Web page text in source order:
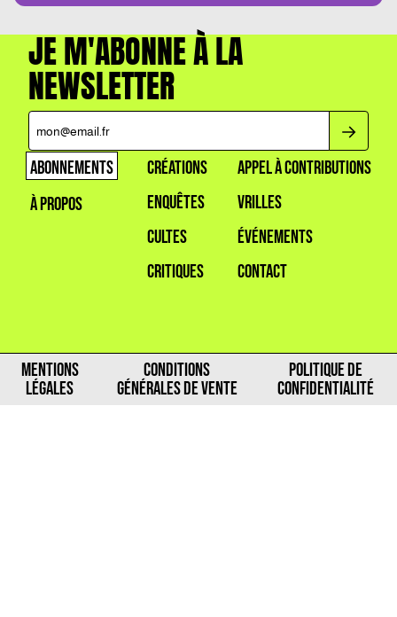
JE M'ABONNE À LA
NEWSLETTER
ABONNEMENTS
À PROPOS
CRÉATIONS
ENQUÊTES
CULTES
CRITIQUES
APPEL À CONTRIBUTIONS
VRILLES
ÉVÉNEMENTS
CONTACT
MENTIONS
LÉGALES
CONDITIONS
GÉNÉRALES DE VENTE
POLITIQUE DE
CONFIDENTIALITÉ